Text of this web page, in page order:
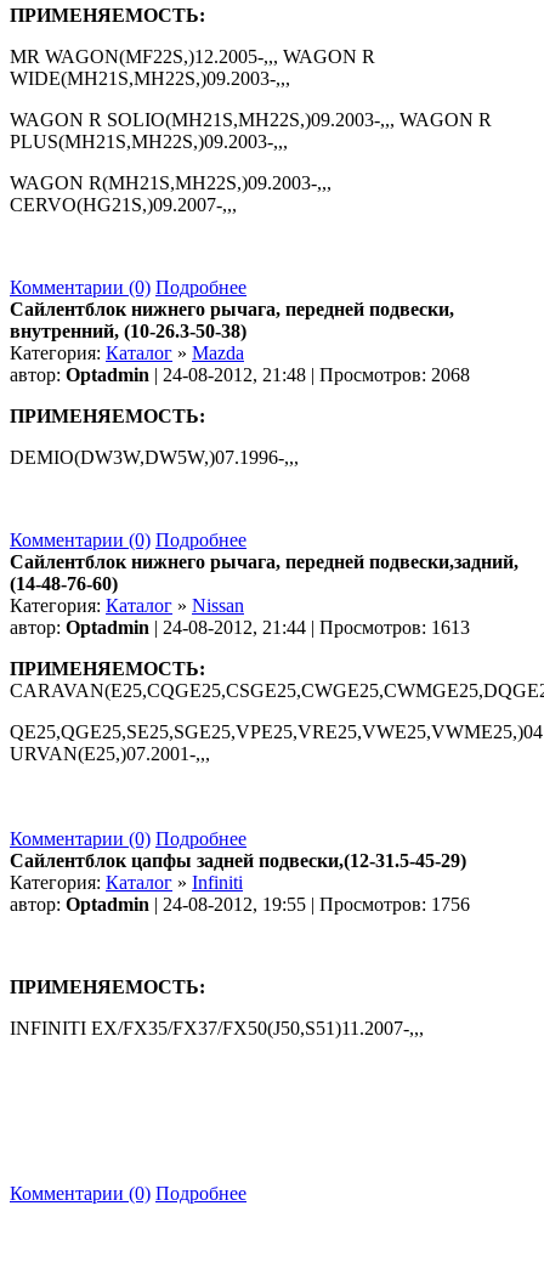
ПРИМЕНЯЕМОСТЬ:
MR WAGON(MF22S,)12.2005-,,, WAGON R
WIDE(MH21S,MH22S,)09.2003-,,,
WAGON R SOLIO(MH21S,MH22S,)09.2003-,,, WAGON R
PLUS(MH21S,MH22S,)09.2003-,,,
WAGON R(MH21S,MH22S,)09.2003-,,,
CERVO(HG21S,)09.2007-,,,
Комментарии (0) Подробнее
Сайлентблок нижнего рычага, передней подвески,
внутренний, (10-26.3-50-38)
Категория: Каталог » Mazda
автор: Optadmin | 24-08-2012, 21:48 | Просмотров: 2068
ПРИМЕНЯЕМОСТЬ:
DEMIO(DW3W,DW5W,)07.1996-,,,
Комментарии (0) Подробнее
Сайлентблок нижнего рычага, передней подвески,задний,
(14-48-76-60)
Категория: Каталог » Nissan
автор: Optadmin | 24-08-2012, 21:44 | Просмотров: 1613
ПРИМЕНЯЕМОСТЬ:
URVAN(E25,)07.2001-,,,
Комментарии (0) Подробнее
Сайлентблок цапфы задней подвески,(12-31.5-45-29)
Категория: Каталог » Infiniti
автор: Optadmin | 24-08-2012, 19:55 | Просмотров: 1756
ПРИМЕНЯЕМОСТЬ:
INFINITI EX/FX35/FX37/FX50(J50,S51)11.2007-,,,
Комментарии (0) Подробнее